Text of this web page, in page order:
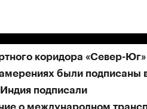
коридора «Север-Юг»
были подписаны
подписали
о международном